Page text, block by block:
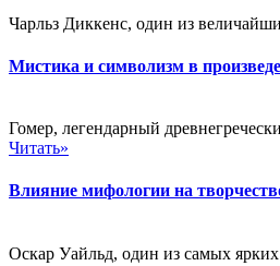
Чарльз Диккенс, один из
Мистика и символизм в
Гомер, легендарный
Читать»
Влияние мифологии на
Оскар Уайльд, один из самых ярких